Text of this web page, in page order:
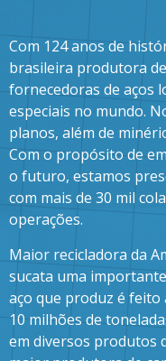
Com 124 anos de
brasileira produtora
fornecedoras de aços
especiais no mundo.
planos, além de
Com o propósito de
o futuro, estamos
com mais de 30 mil
operações.
Maior recicladora da
sucata uma
aço que produz é
10 milhões de
em diversos produtos